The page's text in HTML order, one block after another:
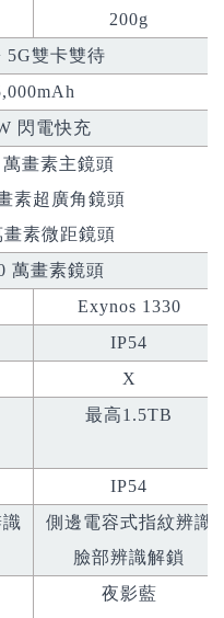
200g
5G雙卡雙待
閃電快充
萬畫素主鏡頭
素超廣角鏡頭
畫素微距鏡頭
萬畫素鏡頭
Exynos 1330
IP54
X
最高1.5TB
IP54
側邊電容式指紋辨識
臉部辨識解鎖
夜影藍